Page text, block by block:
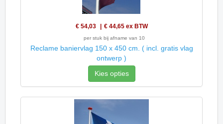
€ 54,03 € 44,65 ex BTW
per stuk bij afname van 10
Reclame baniervlag 150 x 450 cm. ( incl. gratis vlag
ontwerp )
Kies opties